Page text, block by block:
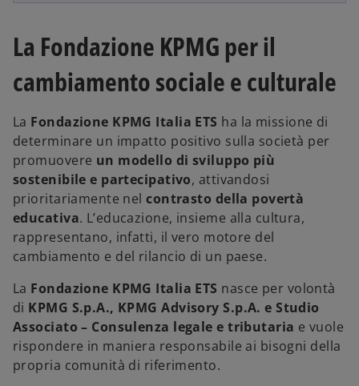
La Fondazione KPMG per il
cambiamento sociale e culturale
La Fondazione KPMG Italia ETS ha la missione di
determinare un impatto positivo sulla società per
promuovere un modello di sviluppo più
sostenibile e partecipativo, attivandosi
prioritariamente nelcontrasto della povertà
educativa. L’educazione, insieme alla cultura,
rappresentano, infatti, il vero motore del
cambiamento e del rilancio di un paese.
La Fondazione KPMG Italia ETS nasce per volontà
di KPMG S.p.A., KPMG Advisory S.p.A. e Studio
Associato – Consulenza legale e tributaria e vuole
rispondere in maniera responsabile ai bisogni della
propria comunità di riferimento.